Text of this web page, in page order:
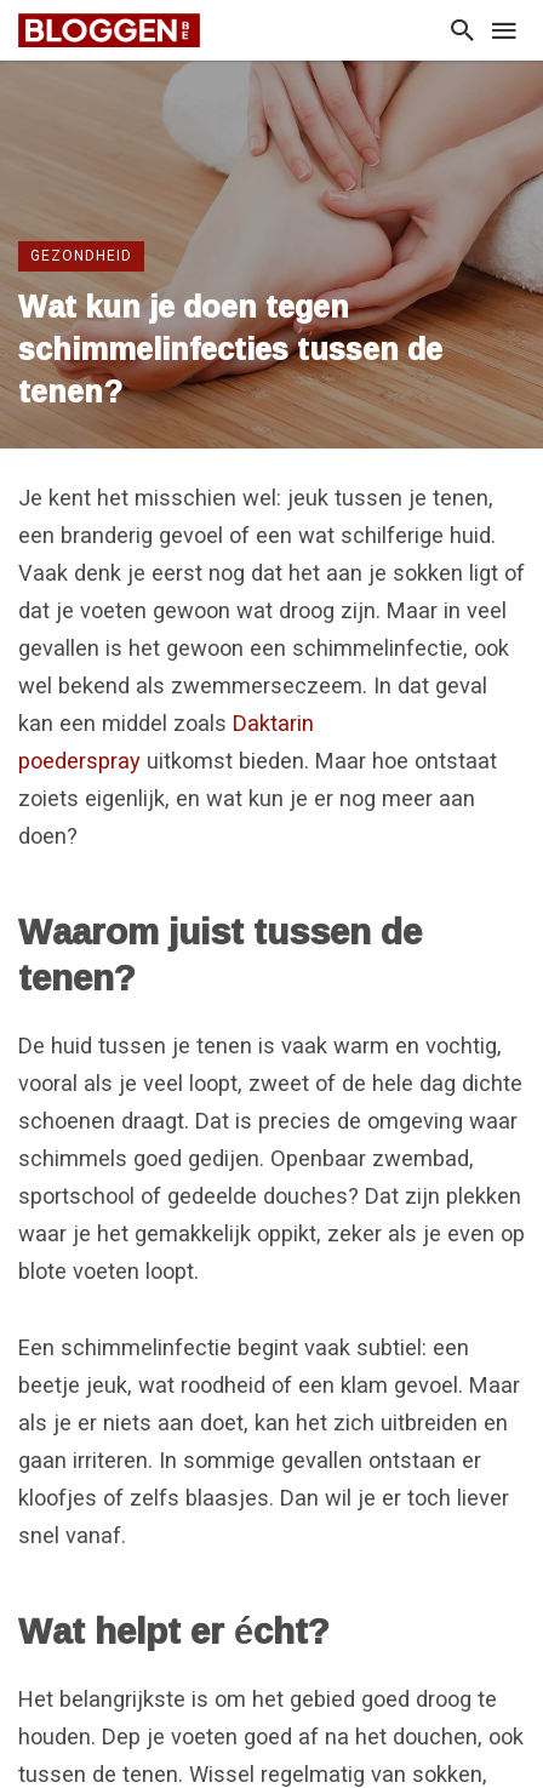
GEZONDHEID
Wat kun je doen tegen
schimmelinfecties tussen de
tenen?
Je kent het misschien wel: jeuk tussen je tenen,
een branderig gevoel of een wat schilferige huid.
Vaak denk je eerst nog dat het aan je sokken ligt of
dat je voeten gewoon wat droog zijn. Maar in veel
gevallen is het gewoon een schimmelinfectie, ook
wel bekend als zwemmerseczeem. In dat geval
kan een middel zoals Daktarin
poederspray uitkomst bieden. Maar hoe ontstaat
zoiets eigenlijk, en wat kun je er nog meer aan
doen?
Waarom juist tussen de
tenen?
De huid tussen je tenen is vaak warm en vochtig,
vooral als je veel loopt, zweet of de hele dag dichte
schoenen draagt. Dat is precies de omgeving waar
schimmels goed gedijen. Openbaar zwembad,
sportschool of gedeelde douches? Dat zijn plekken
waar je het gemakkelijk oppikt, zeker als je even op
blote voeten loopt.
Een schimmelinfectie begint vaak subtiel: een
beetje jeuk, wat roodheid of een klam gevoel. Maar
als je er niets aan doet, kan het zich uitbreiden en
gaan irriteren. In sommige gevallen ontstaan er
kloofjes of zelfs blaasjes. Dan wil je er toch liever
snel vanaf.
Wat helpt er écht?
Het belangrijkste is om het gebied goed droog te
houden. Dep je voeten goed af na het douchen, ook
tussen de tenen. Wissel regelmatig van sokken,